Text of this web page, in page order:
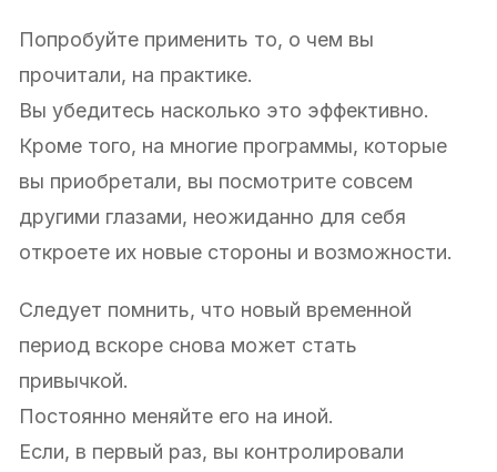
Попробуйте применить то, о чем вы
прочитали, на практике.
Вы убедитесь насколько это эффективно.
Кроме того, на многие программы, которые
вы приобретали, вы посмотрите совсем
другими глазами, неожиданно для себя
откроете их новые стороны и возможности.
Следует помнить, что новый временной
период вскоре снова может стать
привычкой.
Постоянно меняйте его на иной.
Если, в первый раз, вы контролировали